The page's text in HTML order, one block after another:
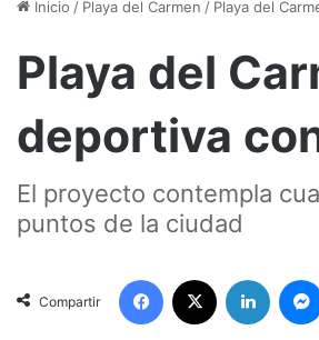
Inicio / Playa del Carmen / Playa del
Playa del
deportiva
El proyecto contempla
puntos de la ciudad
Compartir
Facebook LinkedIn